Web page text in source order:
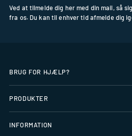
Ved at tilmelde dig her med din mail, så
fra os. Du kan til enhver tid afmelde dig
BRUG FOR HJÆLP?
PRODUKTER
INFORMATION